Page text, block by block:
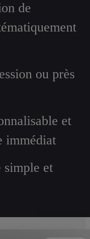
de
ou près
et
immédiat
simple et